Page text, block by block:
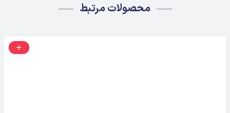
محصولات مرتبط